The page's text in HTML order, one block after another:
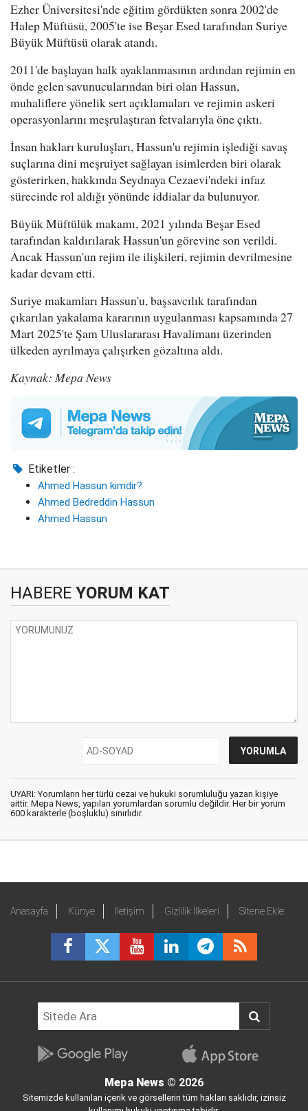
Ezher Üniversitesi'nde eğitim gördükten sonra 2002'de
Halep Müftüsü, 2005'te ise Beşar Esed tarafından Suriye
Büyük Müftüsü olarak atandı.
2011'de başlayan halk ayaklanmasının ardından rejimin en
önde gelen savunucularından biri olan Hassun,
muhaliflere yönelik sert açıklamaları ve rejimin askeri
operasyonlarını meşrulaştıran fetvalarıyla öne çıktı.
İnsan hakları kuruluşları, Hassun'u rejimin işlediği savaş
suçlarına dini meşruiyet sağlayan isimlerden biri olarak
gösterirken, hakkında Seydnaya Cezaevi'ndeki infaz
sürecinde rol aldığı yönünde iddialar da bulunuyor.
Büyük Müftülük makamı, 2021 yılında Beşar Esed
tarafından kaldırılarak Hassun'un görevine son verildi.
Ancak Hassun'un rejim ile ilişkileri, rejimin devrilmesine
kadar devam etti.
Suriye makamları Hassun'u, başsavcılık tarafından
çıkarılan yakalama kararının uygulanması kapsamında 27
Mart 2025'te Şam Uluslararası Havalimanı üzerinden
ülkeden ayrılmaya çalışırken gözaltına aldı.
Kaynak: Mepa News
Etiketler :
Ahmed Hassun kimdir?
Ahmed Bedreddin Hassun
Ahmed Hassun
HABERE YORUM KAT
UYARI: Yorumların her türlü cezai ve hukuki sorumluluğu yazan kişiye
aittir. Mepa News, yapılan yorumlardan sorumlu değildir. Her bir yorum
600 karakterle (boşluklu) sınırlıdır.
Anasayfa Künye İletişim Gizlilik İlkeleri Sitene Ekle
Mepa News © 2026
Sitemizde kullanılan içerik ve görsellerin tüm hakları saklıdır, izinsiz